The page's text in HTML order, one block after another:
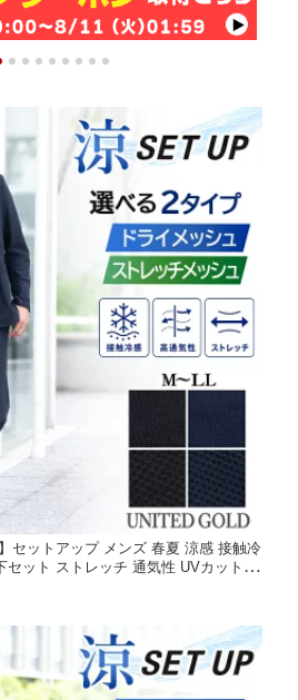
セットアップ メンズ 春夏 涼感 接触冷
セット ストレッチ 通気性 UVカット ド
シュ 軽量 カジュアル ビジカジ オフィ
薄手【スーツ2着でクーポン値引き